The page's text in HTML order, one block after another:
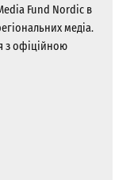
Fund Nordic в
медіа.
з офіційною